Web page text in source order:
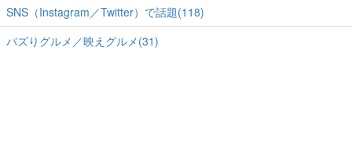
SNS（Instagram／Twitter）で話題(118)
バズりグルメ／映えグルメ(31)